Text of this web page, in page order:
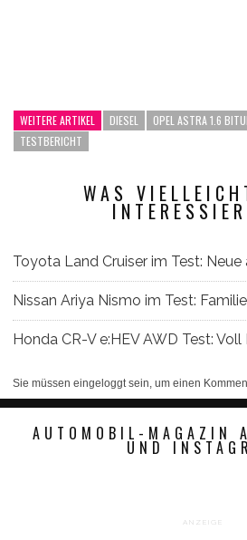
WEITERE ARTIKEL DIESEL OPEL ASTRA 1.6
TESTBERICHT
WAS
Toyota Land Cruiser im Test:
Nissan Ariya Nismo im Test:
Honda CR-V e:HEV AWD Test:
Sie müssen eingeloggt sein, um einen
AUTOMOBIL-MAGAZIN
UND
ANZEIGE